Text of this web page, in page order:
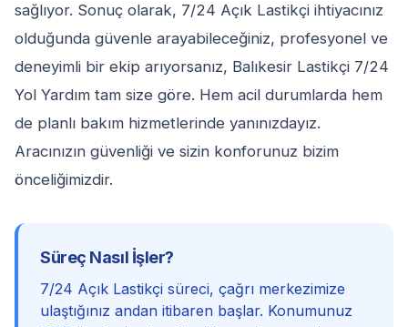
sağlıyor. Sonuç olarak, 7/24 Açık Lastikçi ihtiyacınız
olduğunda güvenle arayabileceğiniz, profesyonel ve
deneyimli bir ekip arıyorsanız, Balıkesir Lastikçi 7/24
Yol Yardım tam size göre. Hem acil durumlarda hem
de planlı bakım hizmetlerinde yanınızdayız.
Aracınızın güvenliği ve sizin konforunuz bizim
önceliğimizdir.
Süreç Nasıl İşler?
7/24 Açık Lastikçi süreci, çağrı merkezimize
ulaştığınız andan itibaren başlar. Konumunuz